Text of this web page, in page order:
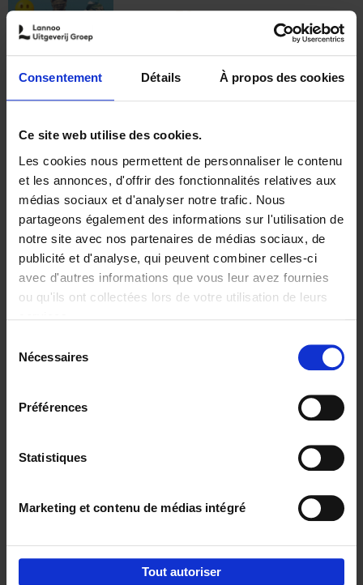
Consentement Détails À propos des cookies
Ce site web utilise des cookies.
Les cookies nous permettent de personnaliser le contenu
et les annonces, d'offrir des fonctionnalités relatives aux
médias sociaux et d'analyser notre trafic. Nous
partageons également des informations sur l'utilisation de
notre site avec nos partenaires de médias sociaux, de
publicité et d'analyse, qui peuvent combiner celles-ci
avec d'autres informations que vous leur avez fournies
ou qu'ils ont collectées lors de votre utilisation de leurs
Nécessaires
Préférences
Statistiques
Marketing et contenu de médias intégré
Tout autoriser
€37,50
Building Bonds = Building
Business
Jochen Roef Jozefien De Feyter
Carolien Boom
Couverture souple
2025 200
€29,99
Digital marketing like a PRO -
completely revised edition (EN)